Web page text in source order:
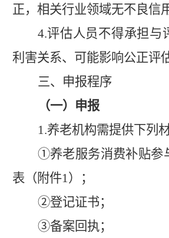
正，相关行业领域无不良信
4.评估人员不得承担与
利害关系、可能影响公正评
三、申报程序
（一）申报
1.养老机构需提供下列材
①养老服务消费补贴参
表（附件1 ）；
②登记证书；
③备案回执；